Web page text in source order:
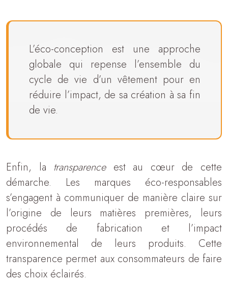
L’éco-conception est une approche
globale qui repense l’ensemble du
cycle de vie d’un vêtement pour en
réduire l’impact, de sa création à sa fin
de vie.
Enfin, la transparence est au cœur de cette
démarche. Les marques éco-responsables
s’engagent à communiquer de manière claire sur
l’origine de leurs matières premières, leurs
procédés de fabrication et l’impact
environnemental de leurs produits. Cette
transparence permet aux consommateurs de faire
des choix éclairés.